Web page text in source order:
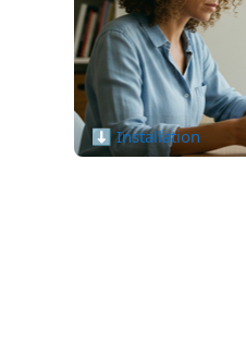
⬇️ Installation